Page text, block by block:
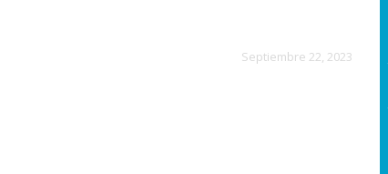
Septiembre 22, 2023